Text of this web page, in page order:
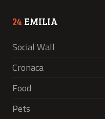
24 EMILIA
Social Wall
Cronaca
Food
Pets